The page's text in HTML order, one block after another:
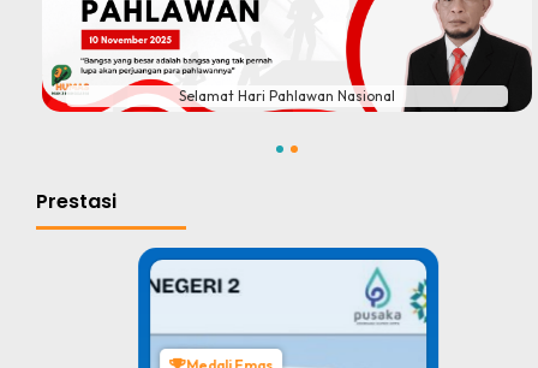
Selamat Hari Pahlawan Nasional
Prestasi